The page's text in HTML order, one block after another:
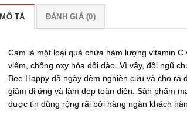
MÔ TẢ ĐÁNH GIÁ (0)
Cam là một loại quả chứa hàm lượng vitamin C
viêm, chống oxy hóa dồi dào. Vì vậy, đội ngũ
Bee Happy đã ngày đêm nghiên cứu và cho ra
giảm dị ứng và làm đẹp toàn diện. Sản phẩm
được tin dùng rộng rãi bởi hàng ngàn khách